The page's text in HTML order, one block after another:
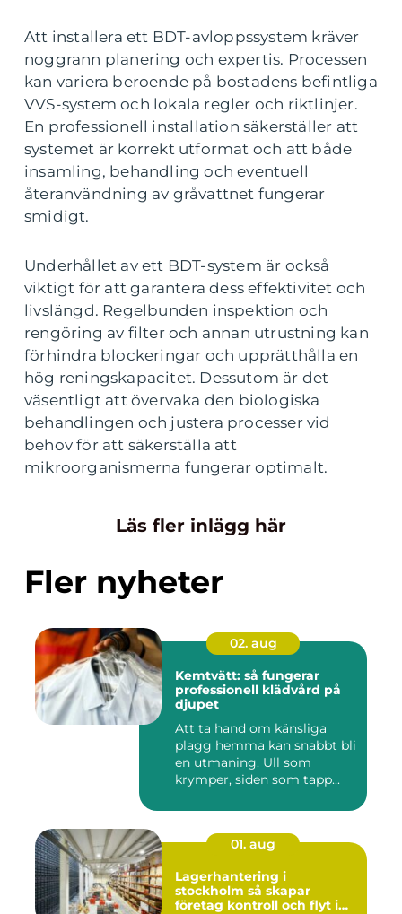
Att installera ett BDT-avloppssystem kräver
noggrann planering och expertis. Processen
kan variera beroende på bostadens befintliga
VVS-system och lokala regler och riktlinjer.
En professionell installation säkerställer att
systemet är korrekt utformat och att både
insamling, behandling och eventuell
återanvändning av gråvattnet fungerar
smidigt.
Underhållet av ett BDT-system är också
viktigt för att garantera dess effektivitet och
livslängd. Regelbunden inspektion och
rengöring av filter och annan utrustning kan
förhindra blockeringar och upprätthålla en
hög reningskapacitet. Dessutom är det
väsentligt att övervaka den biologiska
behandlingen och justera processer vid
behov för att säkerställa att
mikroorganismerna fungerar optimalt.
Läs fler inlägg här
Fler nyheter
02. aug
Kemtvätt: så fungerar
professionell klädvård på
djupet
Att ta hand om känsliga
plagg hemma kan snabbt bli
en utmaning. Ull som
krymper, siden som tapp...
01. aug
Lagerhantering i
stockholm så skapar
företag kontroll och flyt i